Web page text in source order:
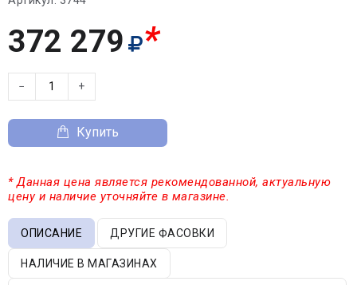
372 279 *
− +
Купить
* Данная цена является рекомендованной, актуальную
цену и наличие уточняйте в магазине.
ОПИСАНИЕ ДРУГИЕ ФАСОВКИ
НАЛИЧИЕ В МАГАЗИНАХ